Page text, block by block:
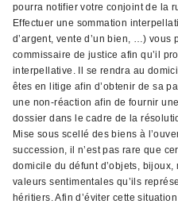
pourra notifier votre conjoint de la
Effectuer une sommation
d’argent, vente d’un bien, …) vous
commissaire de justice afin qu’il
interpellative. Il se rendra au
êtes en litige afin d’obtenir de sa
une non-réaction afin de fournir
dossier dans le cadre de la
Mise sous scellé des biens à
succession, il n’est pas rare que
domicile du défunt d’objets,
valeurs sentimentales qu’ils
héritiers. Afin d’éviter cette